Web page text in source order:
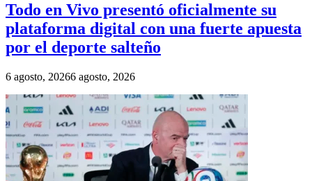
Todo en Vivo presentó oficialmente su
plataforma digital con una fuerte apuesta
por el deporte salteño
6 agosto, 20266 agosto, 2026